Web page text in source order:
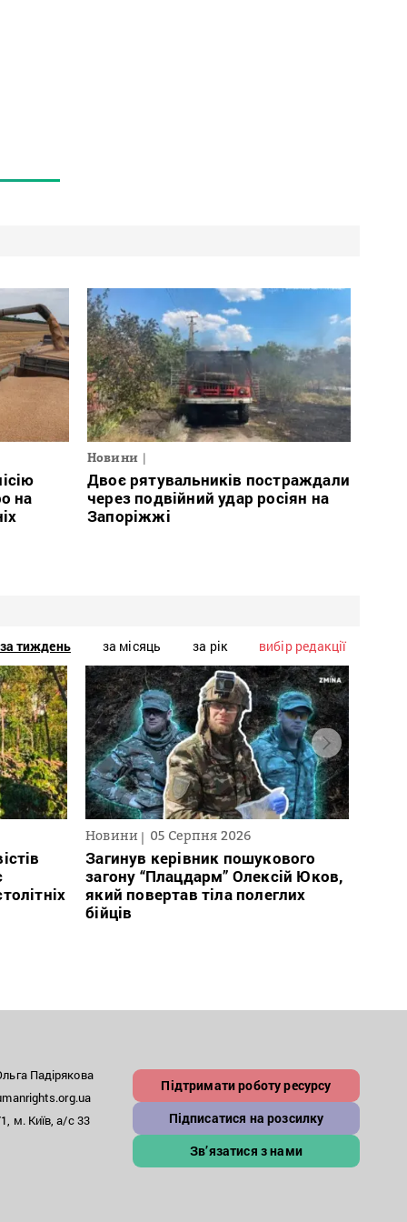
на
Новини
Двоє рятувальників постраждали
через подвійний удар росіян на
Запоріжжі
за тиждень за місяць за рік вибір редакції
Новини 05 Серпня 2026
Загинув керівник пошукового
загону “Плацдарм” Олексій Юков,
який повертав тіла полеглих
бійців
Падірякова
м. Київ, а/с 33
Підтримати роботу ресурсу
Підписатися на розсилку
Зв’язатися з нами